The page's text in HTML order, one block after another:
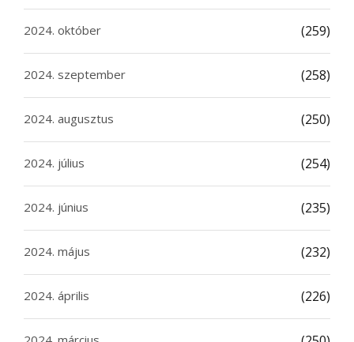
2024. október (259)
2024. szeptember (258)
2024. augusztus (250)
2024. július (254)
2024. június (235)
2024. május (232)
2024. április (226)